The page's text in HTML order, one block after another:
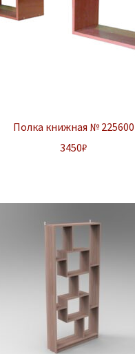
Полка книжная № 225600
3450₽